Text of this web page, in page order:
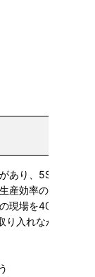
あり、5Sが定着し
産効率の関係性を
現場を40年以上支
り入れながら、わ